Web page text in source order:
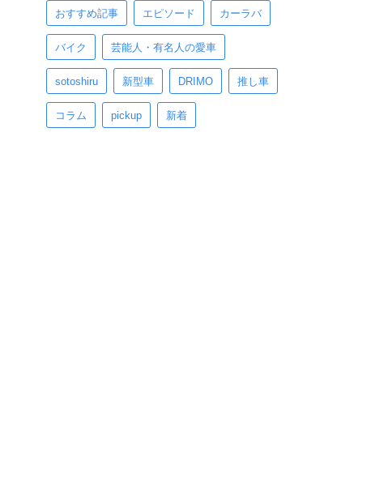
おすすめ記事 エピソード カーラバ
バイク 芸能人・有名人の愛車
sotoshiru 新型車 DRIMO 推し車
コラム pickup 新着